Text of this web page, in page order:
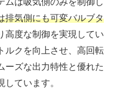
排気側にも可変バルブタ
高度な制御を実現してい
ルクを向上させ、高回転
ーズな出力特性と優れた
ています。